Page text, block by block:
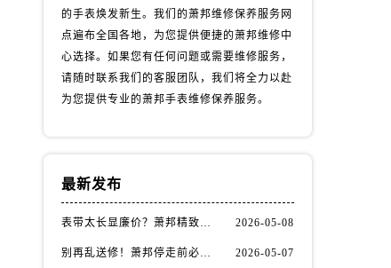
的手表焕发新生。我们的萧邦维修保养服务网
点遍布全国各地，为您提供便捷的萧邦维修中
心选择。如果您有任何问题或需要维修服务，
请随时联系我们的客服团队，我们将全力以赴
为您提供专业的萧邦手表维修保养服务。
最新发布
表带太长显廉价？萧邦精致佩戴从调整开始！ 2026-05-08
别再乱送修！萧邦停走前必做的5个自检步骤 2026-05-07